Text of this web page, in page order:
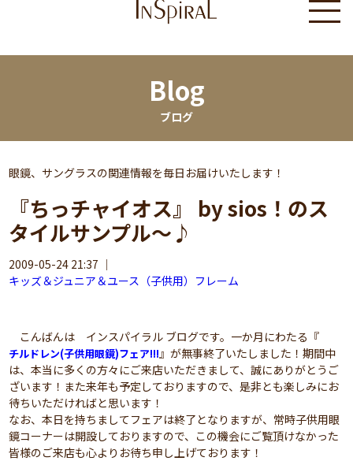
Blog
ブログ
眼鏡、サングラスの関連情報を毎日お届けいたします！
『ちっチャイオス』 by sios！のス
タイルサンプル～♪
2009-05-24 21:37 ｜
キッズ＆ジュニア＆ユース（子供用）フレーム
こんばんは インスパイラル ブログです。一か月にわたる『
チルドレン(子供用眼鏡)フェア!!!』が無事終了いたしました！期間中
は、本当に多くの方々にご来店いただきまして、誠にありがとうご
ざいます！また来年も予定しておりますので、是非とも楽しみにお
待ちいただければと思います！
なお、本日を持ちましてフェアは終了となりますが、常時子供用眼
鏡コーナーは開設しておりますので、この機会にご覧頂けなかった
皆様のご来店も心よりお待ち申し上げております！